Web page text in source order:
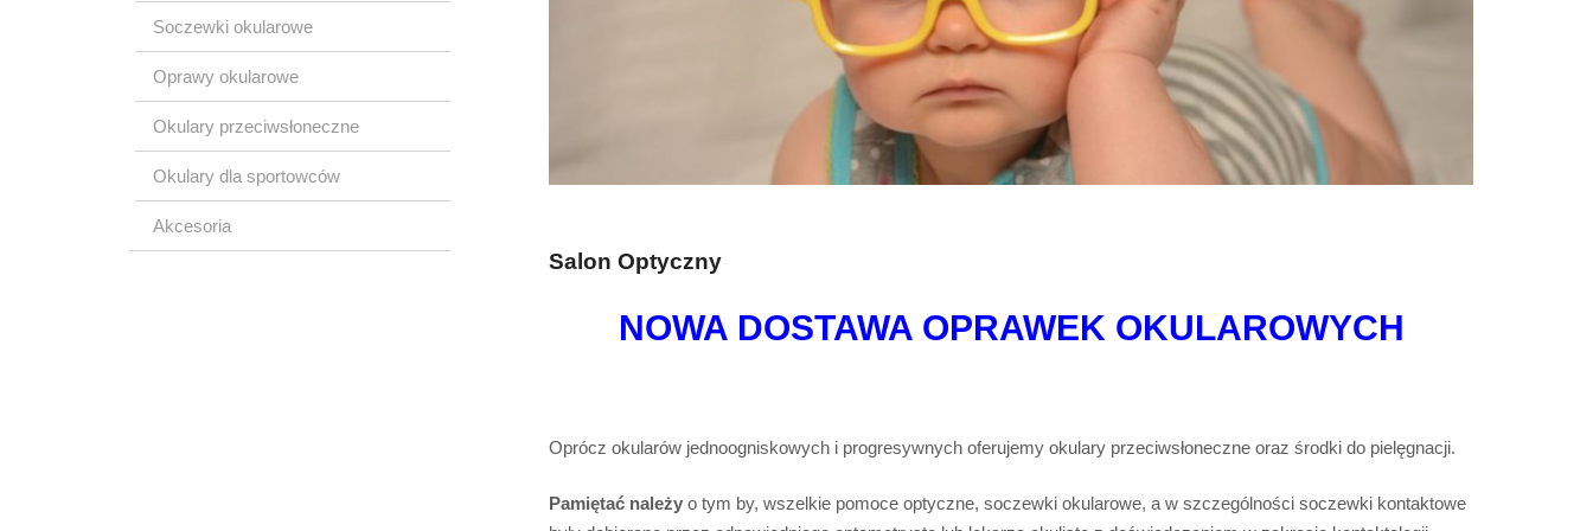
Soczewki okularowe
Oprawy okularowe
Okulary przeciwsłoneczne
Okulary dla sportowców
Akcesoria
Salon Optyczny
NOWA DOSTAWA OPRAWEK OKULAROWYCH
Oprócz okularów jednoogniskowych i progresywnych oferujemy okulary przeciwsłoneczne oraz środki do pielęgnacji.
Pamiętać należy o tym by, wszelkie pomoce optyczne, soczewki okularowe, a w szczególności soczewki kontaktowe